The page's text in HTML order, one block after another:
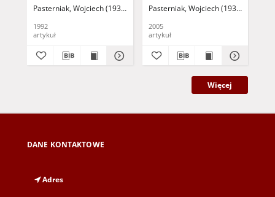
Pasterniak, Wojciech (1935-2018) Pasterniak, Wojciech (1935-2018 ) -
1992
artykuł
Pasterniak, Wojciech (1935-2018)
2005
artykuł
Więcej
DANE KONTAKTOWE
Adres